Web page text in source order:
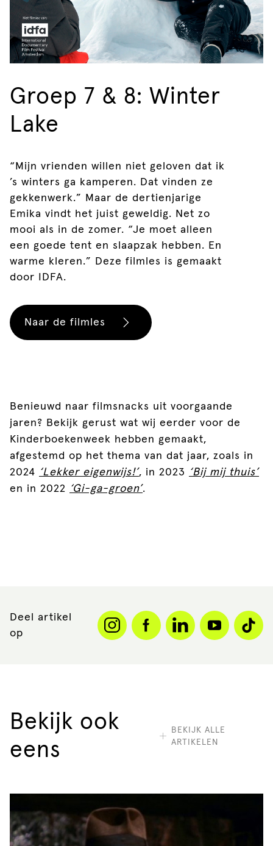
Groep 7 & 8: Winter
Lake
“Mijn vrienden willen niet geloven dat ik
’s winters ga kamperen. Dat vinden ze
gekkenwerk.” Maar de dertienjarige
Emika vindt het juist geweldig. Net zo
mooi als in de zomer. “Je moet alleen
een goede tent en slaapzak hebben. En
warme kleren.” Deze filmles is gemaakt
door IDFA.
Naar de filmles
Benieuwd naar filmsnacks uit voorgaande
jaren? Bekijk gerust wat wij eerder voor de
Kinderboekenweek hebben gemaakt,
afgestemd op het thema van dat jaar, zoals in
2024 ‘Lekker eigenwijs!’, in 2023
‘Bij mij thuis’
en in 2022 ‘Gi-ga-groen’.
Deel artikel
op
Bekijk ook
eens
BEKIJK ALLE
ARTIKELEN